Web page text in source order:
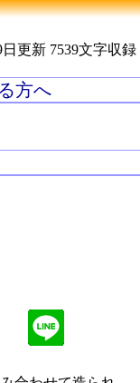
日更新 7539文字収録
方へ